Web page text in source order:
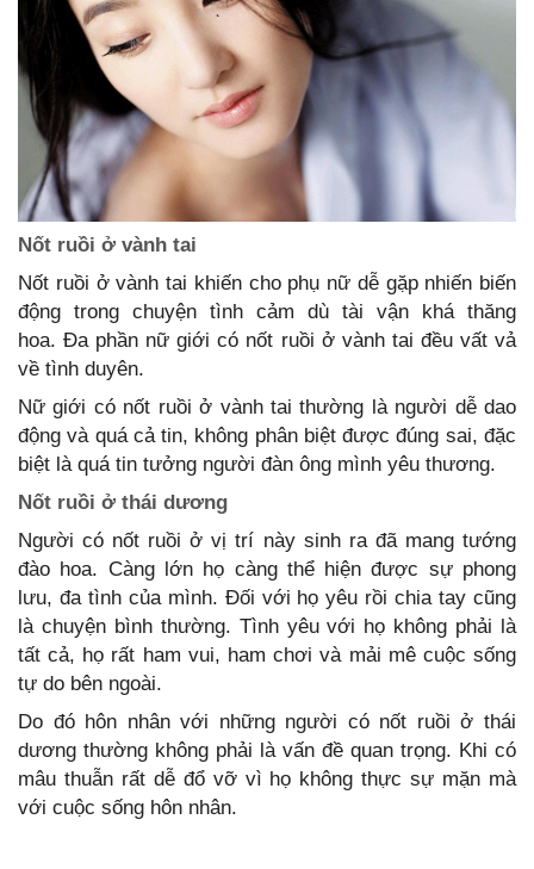
Nốt ruồi ở vành tai
Nốt ruồi ở vành tai khiến cho phụ nữ dễ gặp nhiến biến
động trong chuyện tình cảm dù tài vận khá thăng
hoa. Đa phần nữ giới có nốt ruồi ở vành tai đều vất vả
về tình duyên.
Nữ giới có nốt ruồi ở vành tai thường là người dễ dao
động và quá cả tin, không phân biệt được đúng sai, đặc
biệt là quá tin tưởng người đàn ông mình yêu thương.
Nốt ruồi ở thái dương
Người có nốt ruồi ở vị trí này sinh ra đã mang tướng
đào hoa. Càng lớn họ càng thể hiện được sự phong
lưu, đa tình của mình. Đối với họ yêu rồi chia tay cũng
là chuyện bình thường. Tình yêu với họ không phải là
tất cả, họ rất ham vui, ham chơi và mải mê cuộc sống
tự do bên ngoài.
Do đó hôn nhân với những người có nốt ruồi ở thái
dương thường không phải là vấn đề quan trọng. Khi có
mâu thuẫn rất dễ đổ vỡ vì họ không thực sự mặn mà
với cuộc sống hôn nhân.